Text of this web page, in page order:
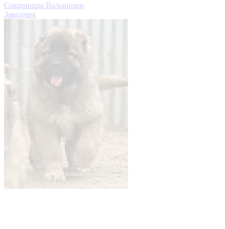
Сокровища Валькирии
Заводчик